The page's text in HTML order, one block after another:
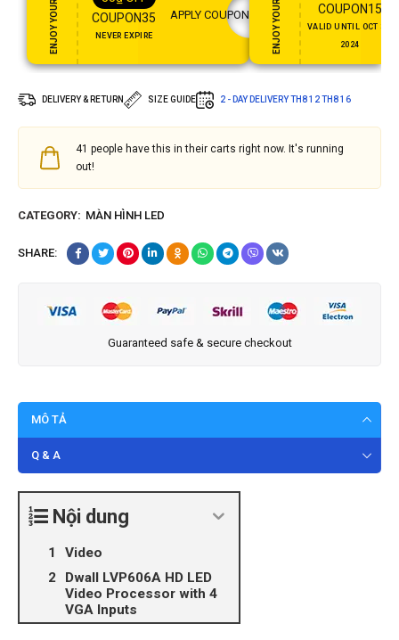
COUPON35
NEVER EXPIRE
APPLY COUPON
COUPON15
VALID UNTIL OCT 31,
2024
DELIVERY & RETURN SIZE GUIDE 2 - DAY DELIVERYTH8 12TH8 16
41 people have this in their carts right now. It's running
out!
CATEGORY: MÀN HÌNH LED
SHARE:
Guaranteed safe & secure checkout
MÔ TẢ
Q & A
Nội dung
Video
Dwall LVP606A HD LED
Video Processor with 4
VGA Inputs